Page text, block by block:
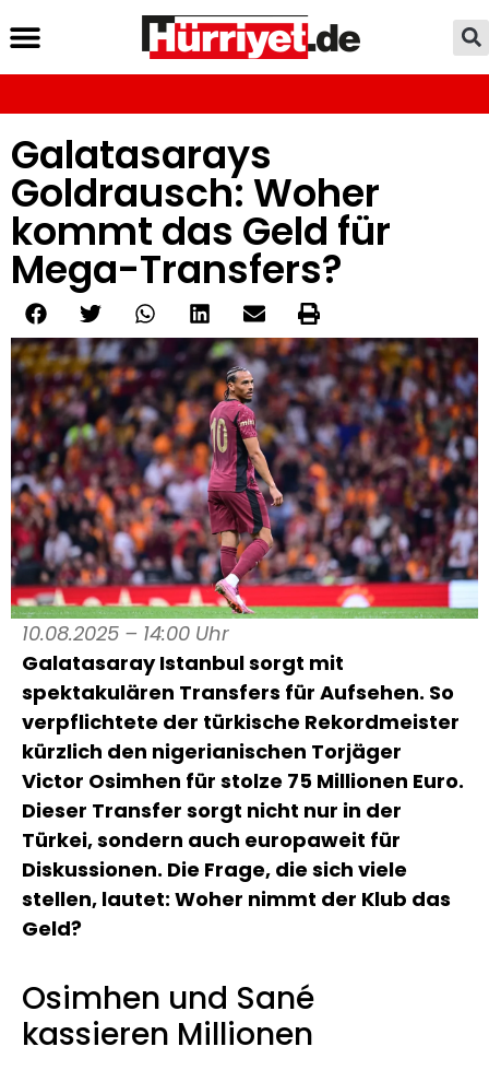
Galatasarays
Goldrausch: Woher
kommt das Geld für
Mega-Transfers?
10.08.2025 – 14:00 Uhr
Galatasaray Istanbul sorgt mit
spektakulären Transfers für Aufsehen. So
verpflichtete der türkische Rekordmeister
kürzlich den nigerianischen Torjäger
Victor Osimhen für stolze 75 Millionen Euro.
Dieser Transfer sorgt nicht nur in der
Türkei, sondern auch europaweit für
Diskussionen. Die Frage, die sich viele
stellen, lautet: Woher nimmt der Klub das
Geld?
Osimhen und Sané
kassieren Millionen